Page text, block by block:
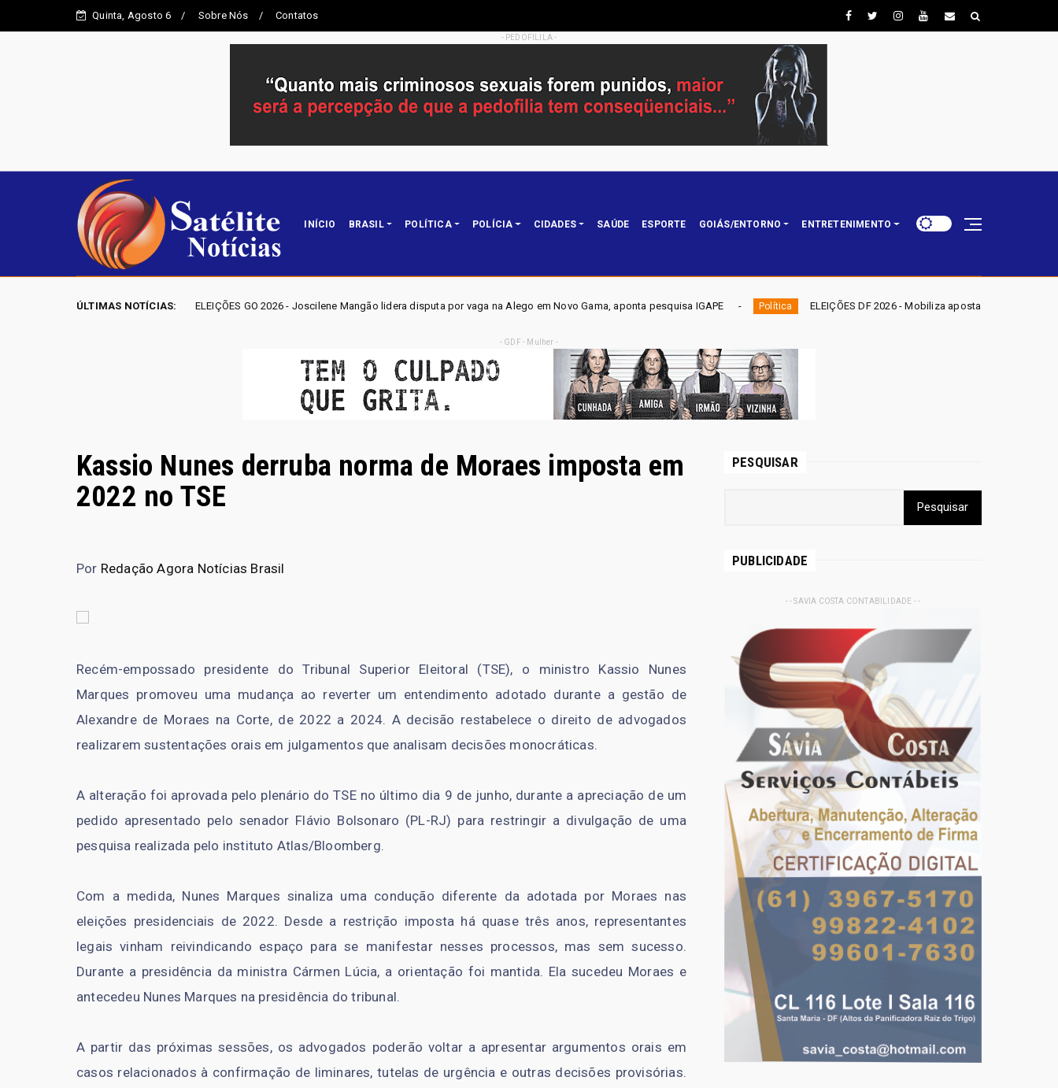
Quinta, Agosto 6 Sobre Nós Contatos
- PEDOFILILA -
INÍCIO BRASIL POLÍTICA POLÍCIA CIDADES SAÚDE ESPORTE GOIÁS/ENTORNO ENTRETENIMENTO
ÚLTIMAS NOTÍCIAS:
Entorno ELEIÇÕES GO 2026 - Joscilene Mangão lidera disputa por vaga na Alego em Novo Gama, aponta pesquisa IGAPE Política ELEIÇÕES DF 2026 - Mobiliza aposta em nominata completa e mira
- GDF - Mulher -
Kassio Nunes derruba norma de Moraes imposta em
2022 no TSE
Por Redação Agora Notícias Brasil
Recém-empossado presidente do Tribunal Superior Eleitoral (TSE), o ministro Kassio Nunes
Marques promoveu uma mudança ao reverter um entendimento adotado durante a gestão de
Alexandre de Moraes na Corte, de 2022 a 2024. A decisão restabelece o direito de advogados
realizarem sustentações orais em julgamentos que analisam decisões monocráticas.
A alteração foi aprovada pelo plenário do TSE no último dia 9 de junho, durante a apreciação de um
pedido apresentado pelo senador Flávio Bolsonaro (PL-RJ) para restringir a divulgação de uma
pesquisa realizada pelo instituto Atlas/Bloomberg.
Com a medida, Nunes Marques sinaliza uma condução diferente da adotada por Moraes nas
eleições presidenciais de 2022. Desde a restrição imposta há quase três anos, representantes
legais vinham reivindicando espaço para se manifestar nesses processos, mas sem sucesso.
Durante a presidência da ministra Cármen Lúcia, a orientação foi mantida. Ela sucedeu Moraes e
antecedeu Nunes Marques na presidência do tribunal.
A partir das próximas sessões, os advogados poderão voltar a apresentar argumentos orais em
casos relacionados à confirmação de liminares, tutelas de urgência e outras decisões provisórias.
PESQUISAR
PUBLICIDADE
- - SAVIA COSTA CONTABILIDADE - -